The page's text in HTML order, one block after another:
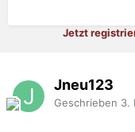
Jetzt
Jneu123
Geschrieben 3.